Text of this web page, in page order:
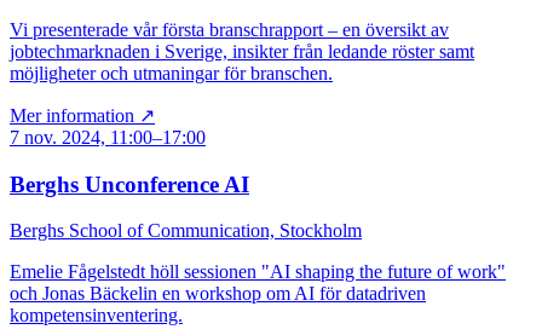
Vi presenterade vår första branschrapport – en översikt av
jobtechmarknaden i Sverige, insikter från ledande röster samt
möjligheter och utmaningar för branschen.
Mer information ↗
7 nov. 2024, 11:00–17:00
Berghs Unconference AI
Berghs School of Communication, Stockholm
Emelie Fågelstedt höll sessionen "AI shaping the future of work"
och Jonas Bäckelin en workshop om AI för datadriven
kompetensinventering.